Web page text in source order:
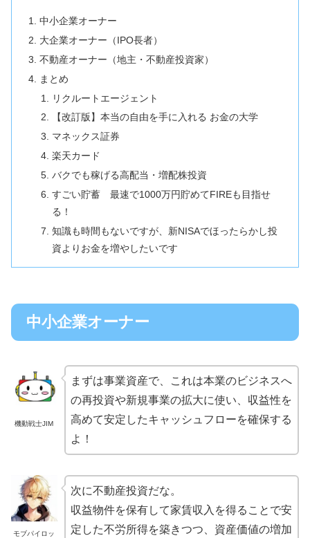
中小企業オーナー
大企業オーナー（IPO長者）
不動産オーナー（地主・不動産投資家）
まとめ
リクルートエージェント
【改訂版】本当の自由を手に入れる お金の大学
マネックス証券
楽天カード
バクでも稼げる高配当・増配株投資
すごい貯蓄 最速で1000万円貯めてFIREも目指せ
る！
知識も時間もないですが、新NISAでほったらかし投
資よりお金を増やしたいです
中小企業オーナー
機動戦士JIM
まずは事業資産で、これは本業のビジネスへ
の再投資や新規事業の拡大に使い、収益性を
高めて安定したキャッシュフローを確保する
よ！
モブパイロッ
次に不動産投資だな。
収益物件を保有して家賃収入を得ることで安
定した不労所得を築きつつ、資産価値の増加